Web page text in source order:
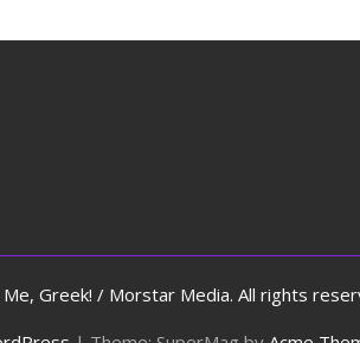
Greek! / Morstar Media. All rights